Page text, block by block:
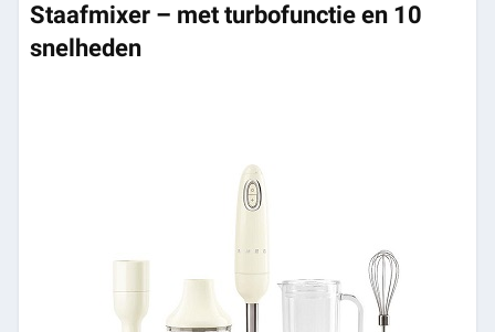
Staafmixer – met turbofunctie en 10
snelheden